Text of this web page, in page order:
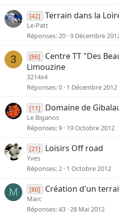
[42] Terrain dans la
Le-Patt
Réponses 20 9 Décembre
3 [86]
Centre TT "Des
Limouzine
3214x4
Réponses 0 1 Décembre 2012
[11] Domaine de
Le Biganos
Réponses 9 19 Octobre 2012
[21] Loisirs Off road
Yves
Réponses 2 1 Octobre 2012
M [80] Création d'un
Marc
Réponses 43 28 Mai 2012